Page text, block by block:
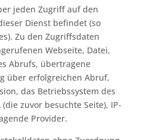
jeden Zugriff auf den
Dienst befindet (so
Zu den Zugriffsdaten
Webseite, Datei,
Abrufs, übertragene
über erfolgreichen Abruf,
das Betriebssystem des
zuvor besuchte Seite), IP-
Provider.